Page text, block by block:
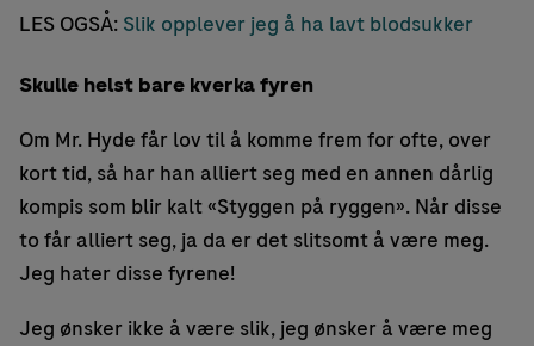
LES OGSÅ: Slik opplever jeg å ha lavt blodsukker
Skulle helst bare kverka fyren
Om Mr. Hyde får lov til å komme frem for ofte, over
kort tid, så har han alliert seg med en annen dårlig
kompis som blir kalt «Styggen på ryggen». Når disse
to får alliert seg, ja da er det slitsomt å være meg.
Jeg hater disse fyrene!
Jeg ønsker ikke å være slik, jeg ønsker å være meg